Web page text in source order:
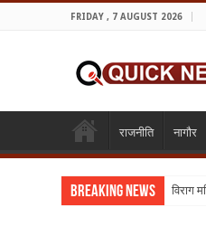
FRIDAY , 7 AUGUST 2026
राजनीति नागौर
Breaking News विराग